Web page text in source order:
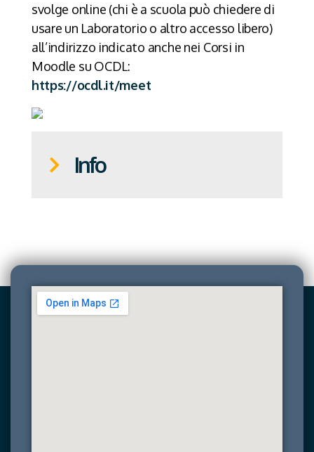
svolge online (chi è a scuola può chiedere di
usare un Laboratorio o altro accesso libero)
all’indirizzo indicato anche nei Corsi in
Moodle su OCDL:
https://ocdl.it/meet
Info